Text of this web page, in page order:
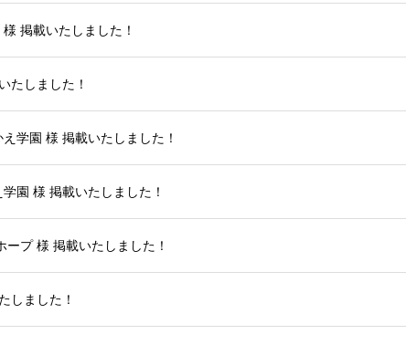
掲載いたしました！
たしました！
学園 様 掲載いたしました！
園 様 掲載いたしました！
ープ 様 掲載いたしました！
しました！